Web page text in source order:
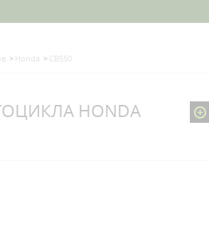
Honda CB550
HONDA